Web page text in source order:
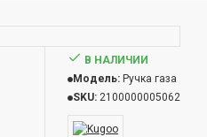
В НАЛИЧИИ
Модель: Ручка газа
SKU: 2100000005062